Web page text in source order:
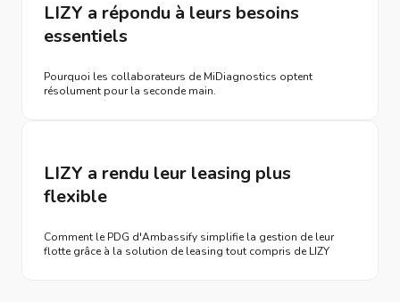
LIZY a répondu à leurs besoins
essentiels
Pourquoi les collaborateurs de MiDiagnostics optent
résolument pour la seconde main.
LIZY a rendu leur leasing plus
flexible
Comment le PDG d'Ambassify simplifie la gestion de leur
flotte grâce à la solution de leasing tout compris de LIZY